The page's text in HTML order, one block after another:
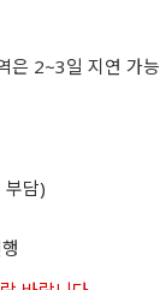
은 2~3일 지연 가능
부담)